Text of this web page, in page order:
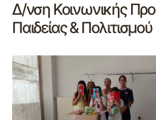
Δ/νση Κοινωνικής
Παιδείας & Πολιτισμού